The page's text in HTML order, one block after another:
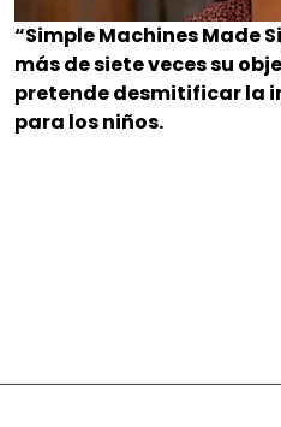
“Simple Machines Made
más de siete veces su
pretende desmitificar la
para los niños.